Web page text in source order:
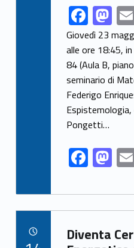
Link identifier share facebook archive #share-link-archive-5833F
ac
e
b
o
o
k
M
as
to
d
o
n
Giovedì 23
alle ore 18:45,
84 (Aula B,
seminario di
Federigo
Pongetti…
F
ac
e
b
o
M
as
to
d
o
Link identifier archive #link-archive-26732
Diventa